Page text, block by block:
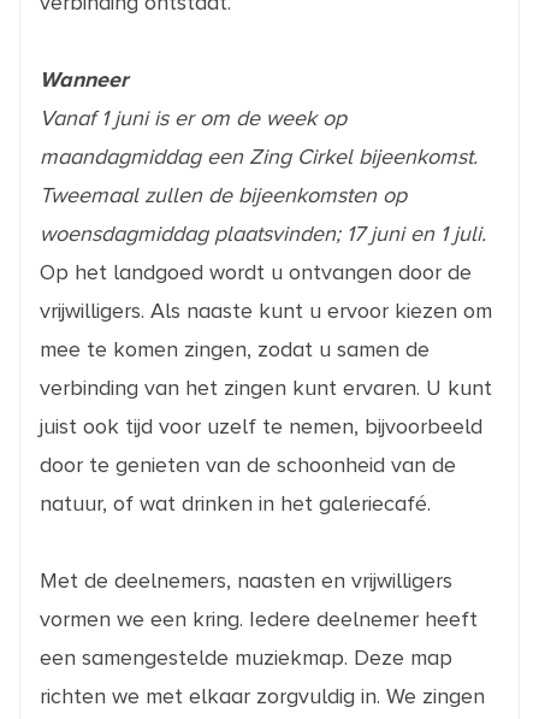
Wanneer
Vanaf 1 juni is er om de week op
maandagmiddag een Zing Cirkel bijeenkomst.
Tweemaal zullen de bijeenkomsten op
woensdagmiddag plaatsvinden; 17 juni en 1 juli.
Op het landgoed wordt u ontvangen door de
vrijwilligers. Als naaste kunt u ervoor kiezen om
mee te komen zingen, zodat u samen de
verbinding van het zingen kunt ervaren. U kunt
juist ook tijd voor uzelf te nemen, bijvoorbeeld
door te genieten van de schoonheid van de
natuur, of wat drinken in het galeriecafé.
Met de deelnemers, naasten en vrijwilligers
vormen we een kring. Iedere deelnemer heeft
een samengestelde muziekmap. Deze map
richten we met elkaar zorgvuldig in. We zingen